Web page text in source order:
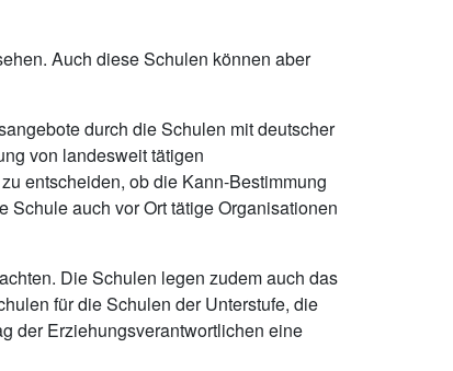
Auch diese Schulen können aber
durch die Schulen mit deutscher
von landesweit tätigen
entscheiden, ob die Kann-Bestimmung
auch vor Ort tätige Organisationen
Die Schulen legen zudem auch das
für die Schulen der Unterstufe, die
der Erziehungsverantwortlichen eine